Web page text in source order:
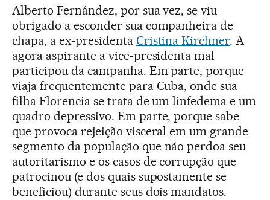
Alberto Fernández, por sua vez, se viu
obrigado a esconder sua companheira de
chapa, a ex-presidenta Cristina Kirchner. A
agora aspirante a vice-presidenta mal
participou da campanha. Em parte, porque
viaja frequentemente para Cuba, onde sua
filha Florencia se trata de um linfedema e um
quadro depressivo. Em parte, porque sabe
que provoca rejeição visceral em um grande
segmento da população que não perdoa seu
autoritarismo e os casos de corrupção que
patrocinou (e dos quais supostamente se
beneficiou) durante seus dois mandatos.